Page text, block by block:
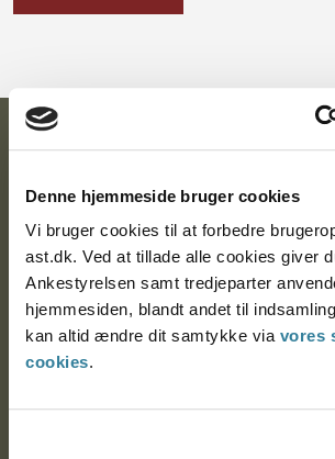
Denne hjemmeside bruger cookies
Vi bruger cookies til at forbedre
ast.dk. Ved at tillade alle cookies giver
Ankestyrelsen samt tredjeparter
hjemmesiden, blandt andet til
kan altid ændre dit samtykke via vores
cookies.
Ankestyrelsen
Postadresse:
Nytorv 7, 2. sal
9000 Aalborg
Ankestyrelsen Aalborg
Ankestyrelsen København